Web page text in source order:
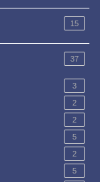
15
37
3
2
2
5
2
5